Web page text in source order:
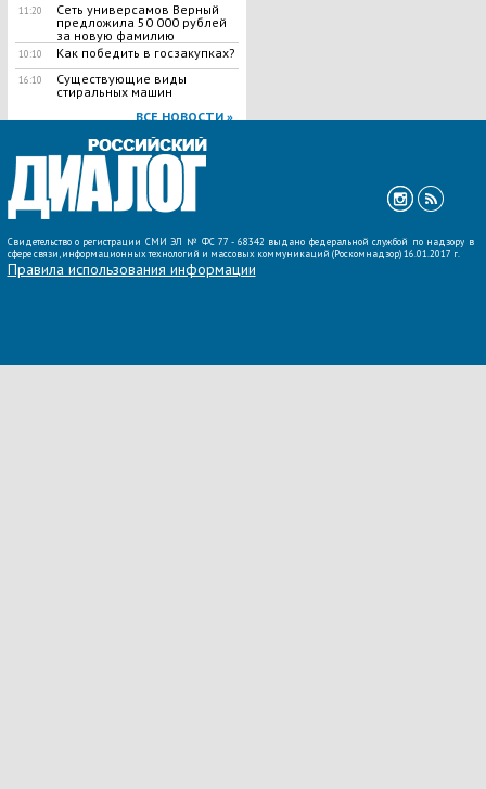
11:20
Сеть универсамов Верный
предложила 50 000 рублей
за новую фамилию
10:10 Как победить в госзакупках?
16:10
Существующие виды
стиральных машин
ВСЕ НОВОСТИ »
Свидетельство о регистрации СМИ ЭЛ № ФС 77 - 68342 выдано федеральной службой по надзору в
сфере связи, информационных технологий и массовых коммуникаций (Роскомнадзор) 16.01.2017 г.
Правила использования информации